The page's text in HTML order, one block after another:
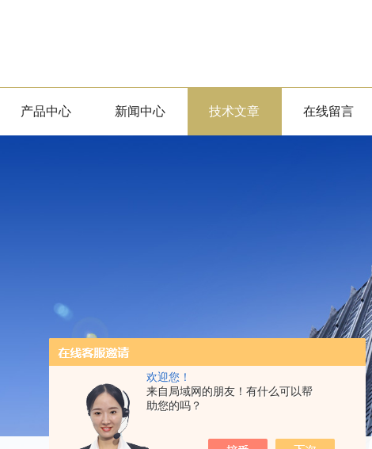
欢迎您！
来自局域网的朋友！有什么可以帮
助您的吗？
产品中心 新闻中心 技术文章 在线留言